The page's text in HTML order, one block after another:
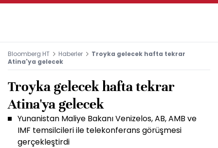
Bloomberg HT Haberler
Troyka gelecek hafta tekrar
Atina'ya gelecek
Troyka gelecek hafta tekrar
Atina'ya gelecek
Yunanistan Maliye Bakanı Venizelos, AB, AMB ve
IMF temsilcileri ile telekonferans görüşmesi
gerçekleştirdi